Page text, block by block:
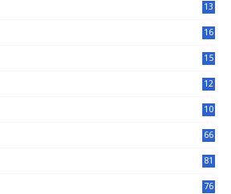
13
16
15
12
10
66
81
76